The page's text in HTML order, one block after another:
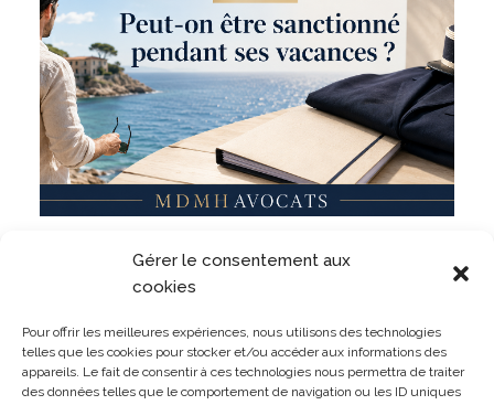
Gérer le consentement aux
cookies
Pour offrir les meilleures expériences, nous utilisons des technologies
telles que les cookies pour stocker et/ou accéder aux informations des
appareils. Le fait de consentir à ces technologies nous permettra de traiter
des données telles que le comportement de navigation ou les ID uniques
peut-il être sanctionné pour des faits commis
pendant ses vacances ?
LIRE L'ARTICLE